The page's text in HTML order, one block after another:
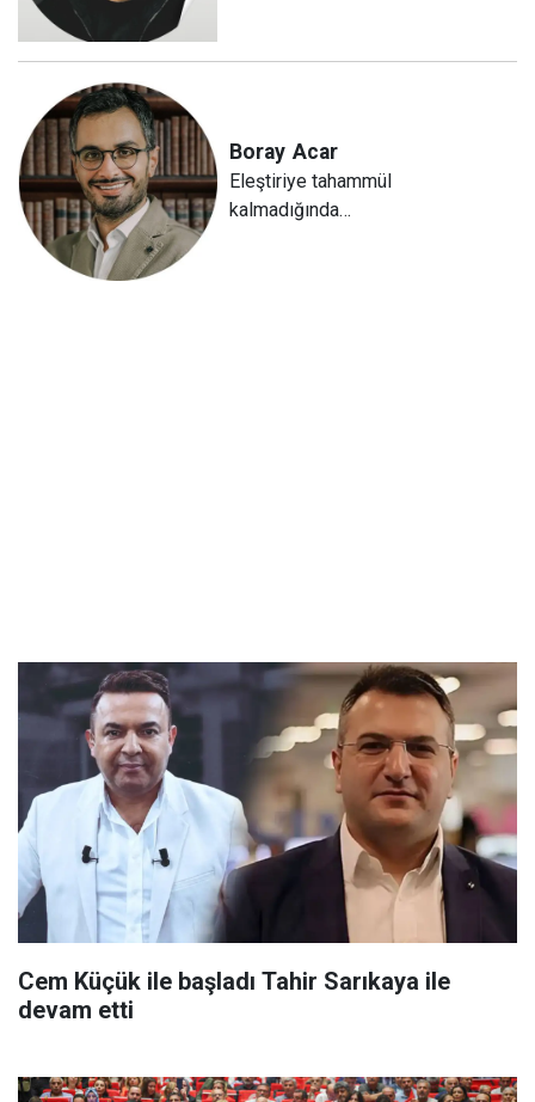
Boray Acar
Eleştiriye tahammül
kalmadığında…
Cem Küçük ile başladı Tahir Sarıkaya ile
devam etti